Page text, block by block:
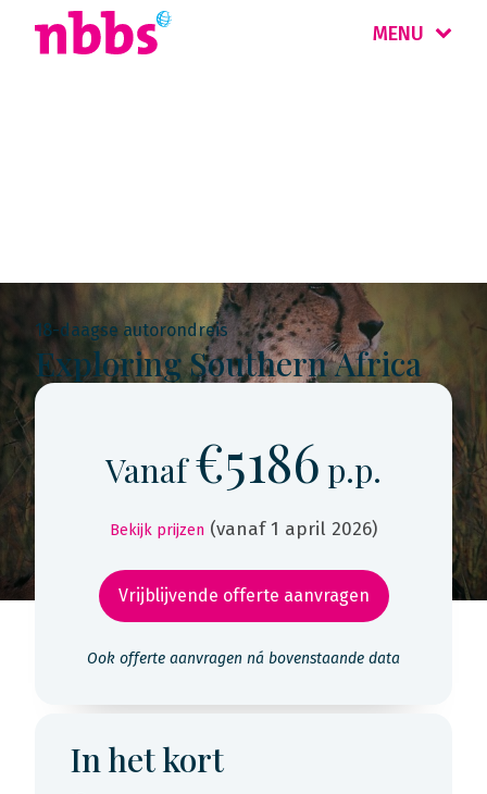
MENU
18-daagse autorondreis
Exploring Southern Africa
Vanaf€5186 p.p.
Bekijk prijzen (vanaf 1 april 2026)
Vrijblijvende offerte aanvragen
Ook offerte aanvragen ná bovenstaande data
In het kort